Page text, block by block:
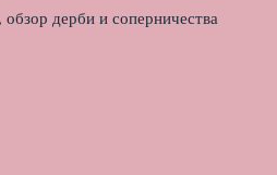
дерби и соперничества